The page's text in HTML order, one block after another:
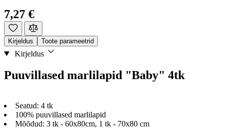
7,27 €
Kirjeldus Toote parameetrid
Kirjeldus
Puuvillased marlilapid "Baby" 4tk
Seatud: 4 tk
100% puuvillased marlilapid
Mõõdud: 3 tk - 60x80cm, 1 tk - 70x80 cm